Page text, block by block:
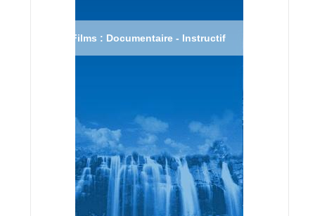
Films : Documentaire - Instructif